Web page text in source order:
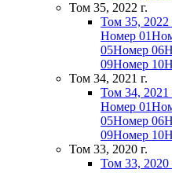
Том 35, 2022 г.
Том 35, 2022
Номер 01
05Номер 06
09Номер 10
Том 34, 2021 г.
Том 34, 2021
Номер 01
05Номер 06
09Номер 10
Том 33, 2020 г.
Том 33, 2020